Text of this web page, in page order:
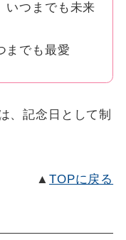
いつまでも未来
までも最愛
記念日として制
▲TOPに戻る